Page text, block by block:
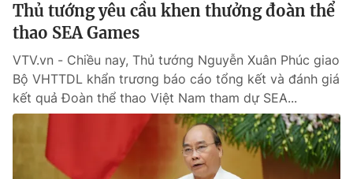
Thủ tướng yêu cầu khen thưởng đoàn thể
thao SEA Games
VTV.vn - Chiều nay, Thủ tướng Nguyễn Xuân Phúc giao
Bộ VHTTDL khẩn trương báo cáo tổng kết và đánh giá
kết quả Đoàn thể thao Việt Nam tham dự SEA...